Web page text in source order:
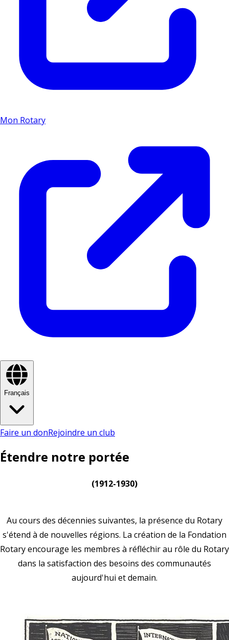
Mon Rotary
Français
Faire un donRejoindre un club
Étendre notre portée
(1912-1930)
Au cours des décennies suivantes, la présence du Rotary
s'étend à de nouvelles régions. La création de la Fondation
Rotary encourage les membres à réfléchir au rôle du Rotary
dans la satisfaction des besoins des communautés
aujourd'hui et demain.